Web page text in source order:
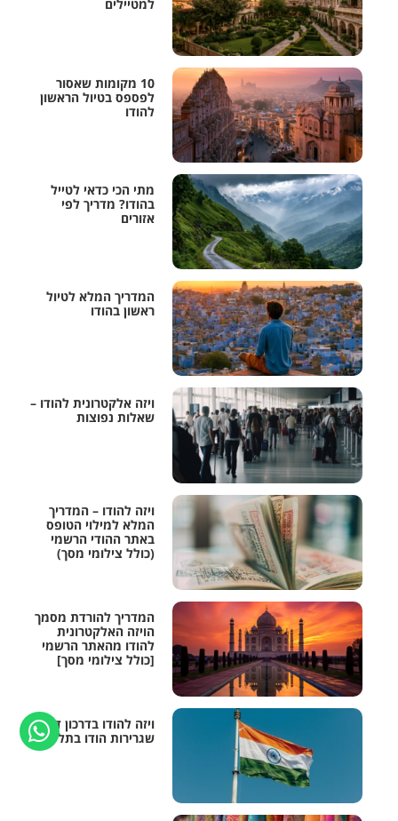
למטיילים
10 מקומות שאסור
לפספס בטיול הראשון
להודו
מתי הכי כדאי לטייל
בהודו? מדריך לפי
אזורים
המדריך המלא לטיול
ראשון בהודו
ויזה אלקטרונית להודו –
שאלות נפוצות
ויזה להודו – המדריך
המלא למילוי הטופס
באתר ההודי הרשמי
(כולל צילומי מסך)
המדריך להורדת מסמך
הויזה האלקטרונית
להודו מהאתר הרשמי
[כולל צילומי מסך]
ויזה להודו בדרכון דרך
שגרירות הודו בתל אביב